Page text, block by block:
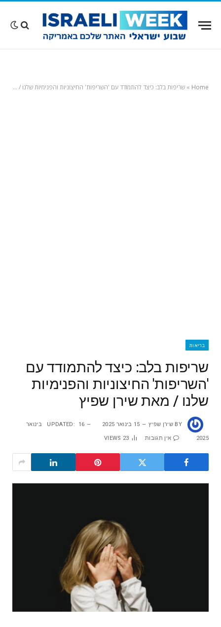
Home
» שריפות בלב: כיצד להתמודד עם 'השריפות' החיצוניות והפנימיות שלנו / מאת שירן שפיץ
בריאות
שריפות בלב: כיצד להתמודד עם
'השריפות' החיצוניות והפנימיות
שלנו / מאת שירן שפיץ
BY שירן שפיץ 15 בינואר 2025 UPDATED: 16 בינואר
2025 אין תגובות 23
VIEWS